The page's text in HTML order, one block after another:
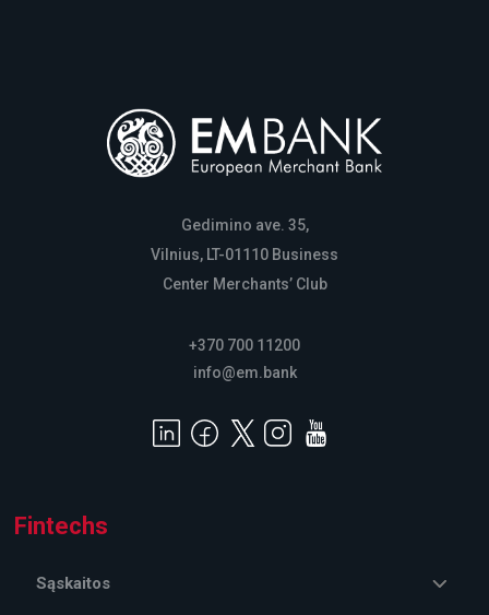
Gedimino ave. 35,
Vilnius, LT-01110 Business
Center Merchants’ Club
+370 700 11200
info@em.bank
Fintechs
Sąskaitos